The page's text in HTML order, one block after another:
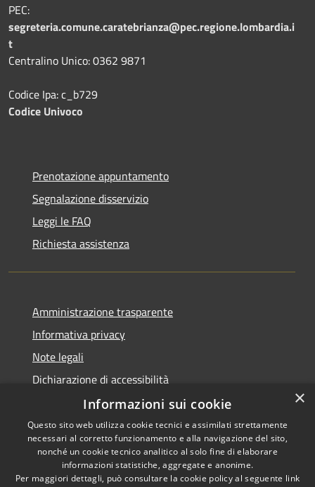
PEC:
segreteria.comune.caratebrianza@pec.regione.lombardia.i
t
Centralino Unico: 0362 9871
Codice Ipa: c_b729
Codice Univoco
Prenotazione appuntamento
Segnalazione disservizio
Leggi le FAQ
Richiesta assistenza
Amministrazione trasparente
Informativa privacy
Note legali
Dichiarazione di accessibilità
Accessibilità
×
Informazioni sui cookie
Questo sito web utilizza cookie tecnici e assimilati strettamente
necessari al corretto funzionamento e alla navigazione del sito,
nonché un cookie tecnico analitico al solo fine di elaborare
informazioni statistiche, aggregate e anonime.
Per maggiori dettagli, può consultare la cookie policy al seguente link